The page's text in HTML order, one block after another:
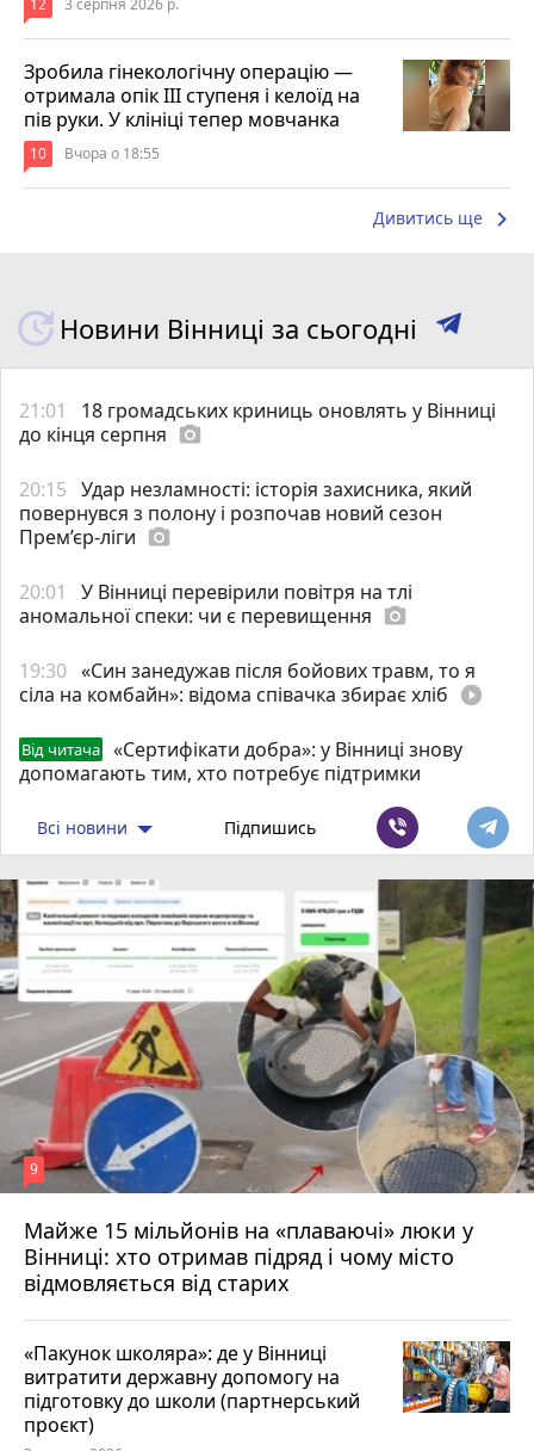
Зробила гінекологічну операцію —
отримала опік ІІІ ступеня і келоїд на
пів руки. У клініці тепер мовчанка
10 Вчора о 18:55
Дивитись ще keyboard_arrow_right
Новини Вінниці за сьогодні
21:01
18 громадських криниць оновлять у Вінниці
до кінця серпня photo_camera
20:15 Удар незламності: історія захисника, який
повернувся з полону і розпочав новий сезон
Прем’єр-ліги photo_camera
20:01
У Вінниці перевірили повітря на тлі
аномальної спеки: чи є перевищення photo_camera
19:30 «Син занедужав після бойових травм, то я
сіла на комбайн»: відома співачка збирає хліб play_circle_filled
Від читача
«Сертифікати добра»: у Вінниці знову
допомагають тим, хто потребує підтримки
Всі новини Підпишись
Майже 15 мільйонів на «плаваючі» люки у
Вінниці: хто отримав підряд і чому місто
відмовляється від старих
9
«Пакунок школяра»: де у Вінниці
витратити державну допомогу на
підготовку до школи (партнерський
проєкт)